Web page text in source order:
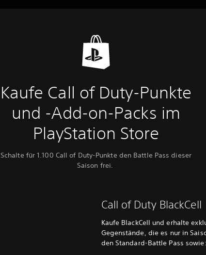
Kaufe Call of Duty-Punkte
und -Add-on-Packs im
PlayStation Store
Schalte für 1.100 Call of Duty-Punkte den Battle Pass dieser
Saison frei.
Call of Duty BlackCell
Kaufe BlackCell und erhalte
Gegenstände, die es nur in
den Standard-Battle Pass sowie: